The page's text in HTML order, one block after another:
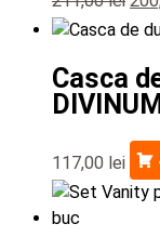
Casca
117,00 lei